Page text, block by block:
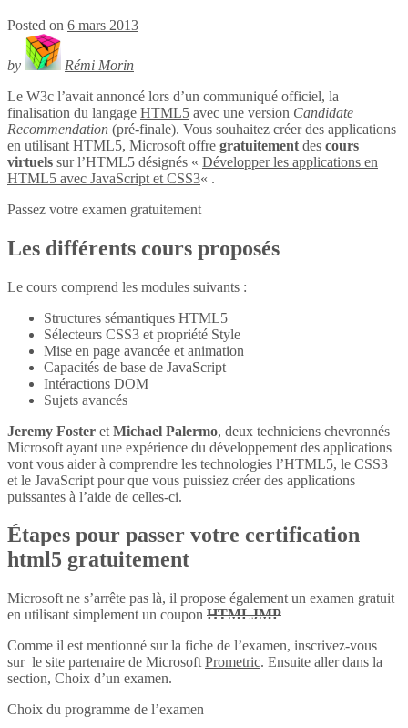
Posted on 6 mars 2013
by
Rémi Morin
Le W3c l’avait annoncé lors d’un communiqué officiel, la
finalisation du langage HTML5 avec une version Candidate
Recommendation (pré-finale). Vous souhaitez créer des applications
en utilisant HTML5, Microsoft offre gratuitement des cours
virtuels sur l’HTML5 désignés « Développer les applications en
HTML5 avec JavaScript et CSS3« .
Passez votre examen gratuitement
Les différents cours proposés
Le cours comprend les modules suivants :
Structures sémantiques HTML5
Sélecteurs CSS3 et propriété Style
Mise en page avancée et animation
Capacités de base de JavaScript
Intéractions DOM
Sujets avancés
Jeremy Foster et Michael Palermo, deux techniciens chevronnés
Microsoft ayant une expérience du développement des applications
vont vous aider à comprendre les technologies l’HTML5, le CSS3
et le JavaScript pour que vous puissiez créer des applications
puissantes à l’aide de celles-ci.
Étapes pour passer votre certification
html5 gratuitement
Microsoft ne s’arrête pas là, il propose également un examen gratuit
en utilisant simplement un coupon HTMLJMP
Comme il est mentionné sur la fiche de l’examen, inscrivez-vous
sur le site partenaire de Microsoft Prometric. Ensuite aller dans la
section, Choix d’un examen.
Choix du programme de l’examen